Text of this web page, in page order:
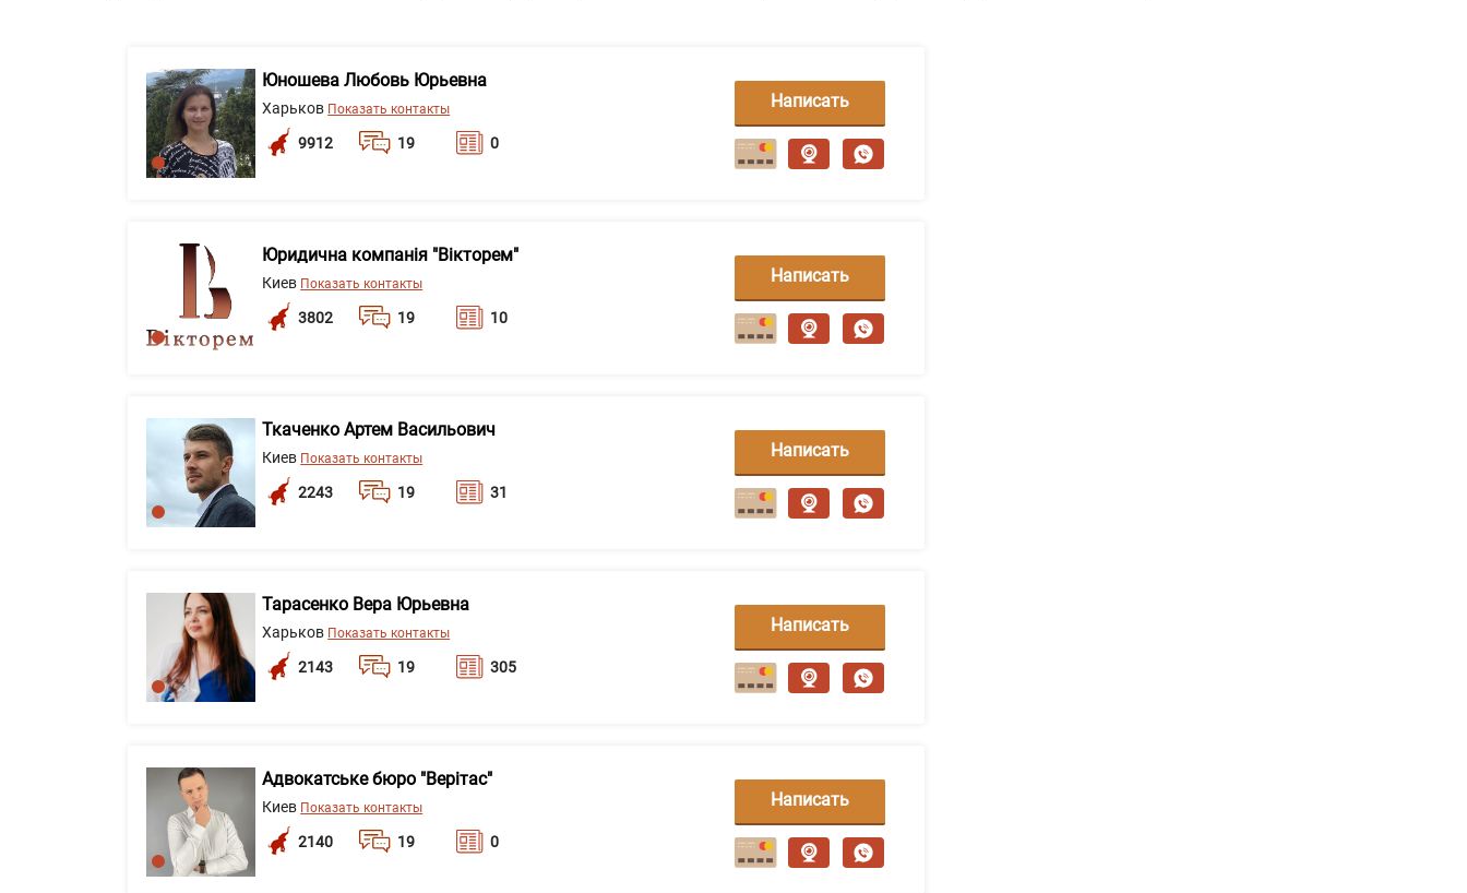
Юношева Любовь Юрьевна
Харьков Показать контакты
9912 19 0
Написать
сообщение
Юридична компанія "Вікторем"
Киев Показать контакты
3802 19 10
Написать
сообщение
Ткаченко Артем Васильович
Киев Показать контакты
2243 19 31
Написать
сообщение
Тарасенко Вера Юрьевна
Харьков Показать контакты
2143 19 305
Написать
сообщение
Адвокатське бюро "Верітас"
Киев Показать контакты
2140 19 0
Написать
сообщение